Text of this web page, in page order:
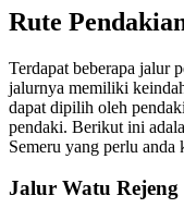
Rute
Terdapat beberapa jalur
jalurnya memiliki
dapat dipilih oleh
pendaki. Berikut ini
Semeru yang perlu anda
Jalur Watu Rejeng